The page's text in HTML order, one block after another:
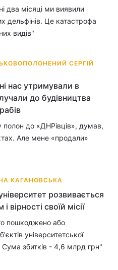
Політика
Лайт
Інциденти
Туризм
два місяці ми виявили
дельфінів. Це катастрофа
видів"
СЕРГІЙ
нас утримували в
до будівництва
полон до «ДНРівців», думав,
Але мене «продали»
КАГАНОВСЬКА
розвивається
вірності своїй місії
пошкоджено або
університетської
Сума збитків - 4,6 млрд грн"